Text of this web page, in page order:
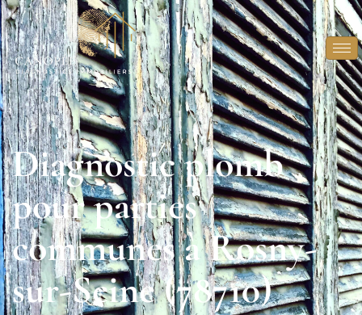
Diagnostic plomb
pour parties
communes à Rosny-
sur-Seine (78710)